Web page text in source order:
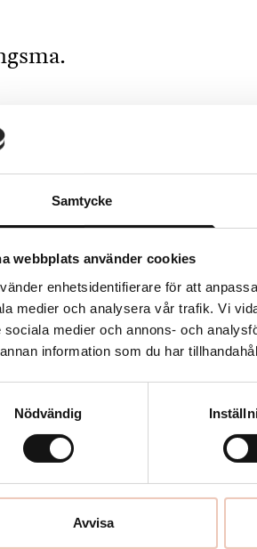
Samtycke
webbplats använder cookies
enhetsidentifierare för att
medier och analysera vår trafik. Vi
sociala medier och annons- och
information som du har
Nödvändig
Avvisa
Cora Jongsma
Falkenberg, Halmstad, Hylte